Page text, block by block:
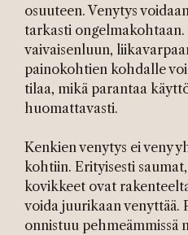
osuuteen. Venytys
tarkasti ongelmakohtaan.
vaivaisenluun,
painokohtien kohdalle
tilaa, mikä parantaa
huomattavasti.
Kenkien venytys ei veny
kohtiin. Erityisesti
kovikkeet ovat
voida juurikaan venyttää.
onnistuu pehmeämmissä